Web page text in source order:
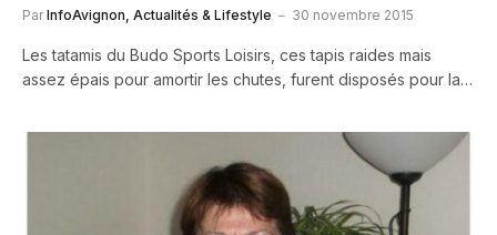
Par InfoAvignon, Actualités & Lifestyle 30 novembre 2015
Les tatamis du Budo Sports Loisirs, ces tapis raides mais
assez épais pour amortir les chutes, furent disposés pour la…